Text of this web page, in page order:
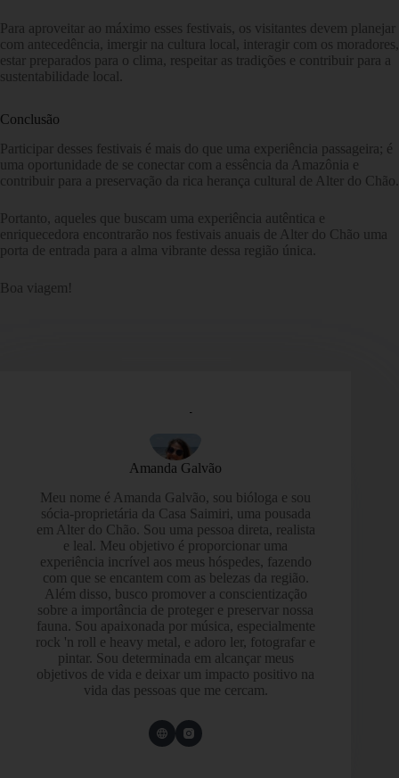
Para aproveitar ao máximo esses festivais, os visitantes devem planejar
com antecedência, imergir na cultura local, interagir com os moradores,
estar preparados para o clima, respeitar as tradições e contribuir para a
sustentabilidade local.
Conclusão
Participar desses festivais é mais do que uma experiência passageira; é
uma oportunidade de se conectar com a essência da Amazônia e
contribuir para a preservação da rica herança cultural de Alter do Chão.
Portanto, aqueles que buscam uma experiência autêntica e
enriquecedora encontrarão nos festivais anuais de Alter do Chão uma
porta de entrada para a alma vibrante dessa região única.
Boa viagem!
Amanda Galvão
Meu nome é Amanda Galvão, sou bióloga e sou
sócia-proprietária da Casa Saimiri, uma pousada
em Alter do Chão. Sou uma pessoa direta, realista
e leal. Meu objetivo é proporcionar uma
experiência incrível aos meus hóspedes, fazendo
com que se encantem com as belezas da região.
Além disso, busco promover a conscientização
sobre a importância de proteger e preservar nossa
fauna. Sou apaixonada por música, especialmente
rock 'n roll e heavy metal, e adoro ler, fotografar e
pintar. Sou determinada em alcançar meus
objetivos de vida e deixar um impacto positivo na
vida das pessoas que me cercam.